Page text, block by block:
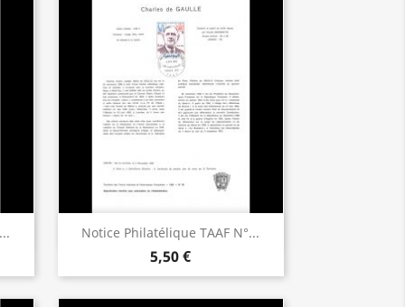
Notice Philatélique TAAF N°...
5,50 €
Aperçu rapide